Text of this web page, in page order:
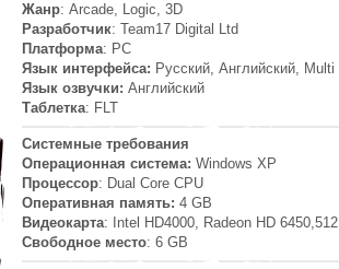
Жанр: Arcade, Logic, 3D
Разработчик: Team17 Digital Ltd
Платформа: PC
Язык интерфейса: Русский, Английский, Multi
Язык озвучки: Английский
Таблетка: FLT
Системные требования
Операционная система: Windows XP
Процессор: Dual Core CPU
Оперативная память: 4 GB
Видеокарта: Intel HD4000, Radeon HD 6450,512
Свободное место: 6 GB